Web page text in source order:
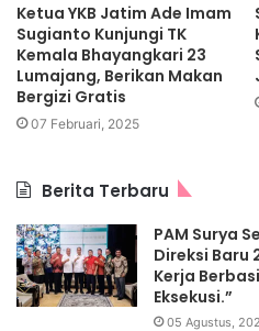
Ketua YKB Jatim Ade Imam
Sugianto Kunjungi TK
Kemala Bhayangkari 23
Lumajang, Berikan Makan
Bergizi Gratis
07 Februari, 2025
Berita Terbaru
PAM Surya
Direksi Baru
Kerja
Eksekusi.”
05 Agustus,